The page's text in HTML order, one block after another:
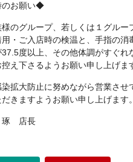
お願い◆
のグループ、若しくは１グルー
・ご入店時の検温と、手指の消
37.5度以上、その他体調がすぐれ
え下さるようお願い申し上げま
拡大防止に努めながら営業させ
きますようお願い申し上げます。
琢 店長